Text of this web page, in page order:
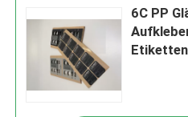
6C PP